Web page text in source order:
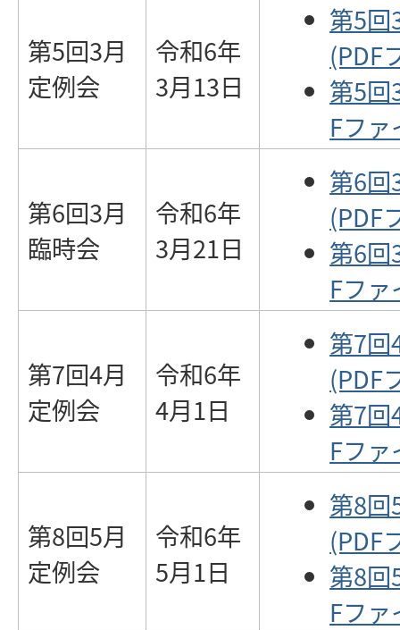
第5回3月
定例会
令和6年
3月13日
第5回
(PDF
第5回
Fフ
第6回3月
臨時会
令和6年
3月21日
第6回
(PDF
第6回
Fフ
第7回4月
定例会
令和6年
4月1日
第7回
(PDF
第7回
Fフ
第8回5月
定例会
令和6年
5月1日
第8回
(PDF
第8回
Fフ